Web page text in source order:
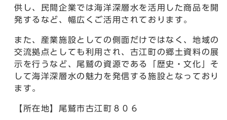
供し、民間企業では海洋深層水を活用した商品を開
発するなど、幅広くご活用されております。
また、産業施設としての側面だけではなく、地域の
交流拠点としても利用され、古江町の郷土資料の展
示を行うなど、尾鷲の資源である「歴史・文化」そ
して海洋深層水の魅力を発信する施設となっており
ます。
【所在地】尾鷲市古江町８０６